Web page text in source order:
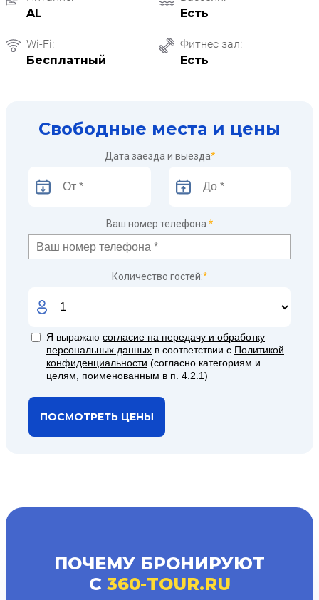
AL
Есть
Wi-Fi:
Бесплатный
Фитнес зал:
Есть
Свободные места и цены
Дата заезда и выезда*
Ваш номер телефона:*
Количество гостей:*
Я выражаю согласие на передачу и обработку
персональных данных в соответствии с Политикой
конфиденциальности (согласно категориям и
целям, поименованным в п. 4.2.1)
ПОСМОТРЕТЬ ЦЕНЫ
ПОЧЕМУ БРОНИРУЮТ
С 360-TOUR.RU